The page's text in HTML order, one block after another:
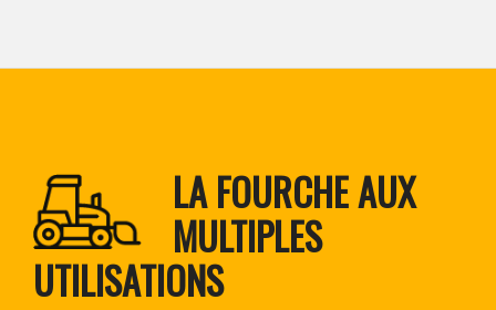
LA FOURCHE AUX
MULTIPLES
UTILISATIONS